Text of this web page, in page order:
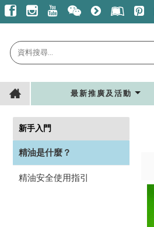
最新推廣及活動
新手入門
精油是什麼？
精油安全使用指引